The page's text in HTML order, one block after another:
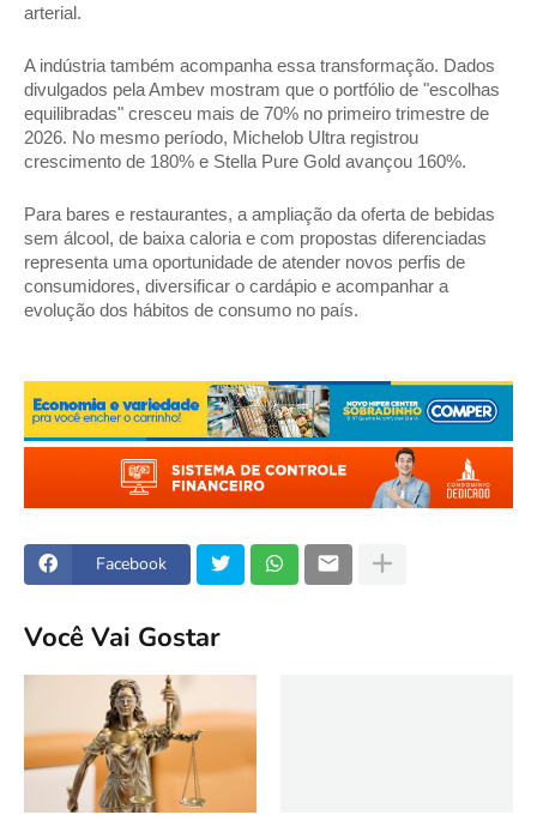
arterial.
A indústria também acompanha essa transformação. Dados
divulgados pela Ambev mostram que o portfólio de "escolhas
equilibradas" cresceu mais de 70% no primeiro trimestre de
2026. No mesmo período, Michelob Ultra registrou
crescimento de 180% e Stella Pure Gold avançou 160%.
Para bares e restaurantes, a ampliação da oferta de bebidas
sem álcool, de baixa caloria e com propostas diferenciadas
representa uma oportunidade de atender novos perfis de
consumidores, diversificar o cardápio e acompanhar a
evolução dos hábitos de consumo no país.
Facebook
Você Vai Gostar